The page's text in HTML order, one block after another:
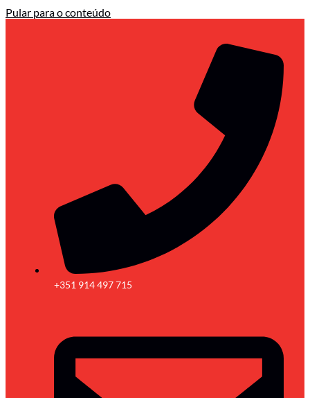
Pular para o conteúdo
+351 914 497 715